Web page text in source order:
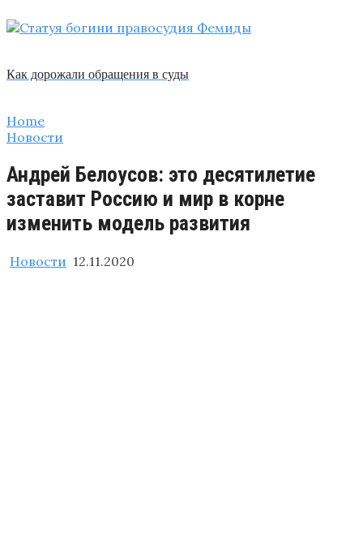
Как дорожали обращения в суды
Home
Новости
Андрей Белоусов: это десятилетие
заставит Россию и мир в корне
изменить модель развития
Новости 12.11.2020